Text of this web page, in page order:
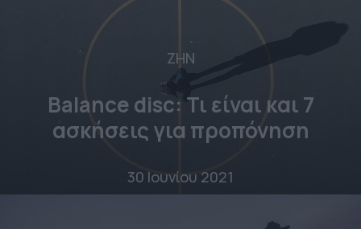
ΖΗΝ
Βalance disc: Τι είναι και 7
ασκήσεις για προπόνηση
30 Ιουνίου 2021